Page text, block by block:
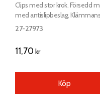
Clips med stor krok. Försedd
med antislipbeslag.
mm. För rör upp till 35 mm i
27-27973
11,70 kr
Köp